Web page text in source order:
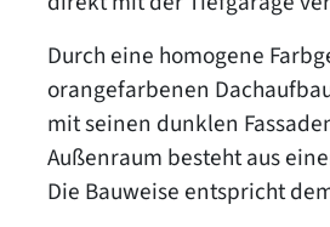
Durch eine homogene
orangefarbenen
mit seinen dunklen
Außenraum besteht aus
Die Bauweise entspricht